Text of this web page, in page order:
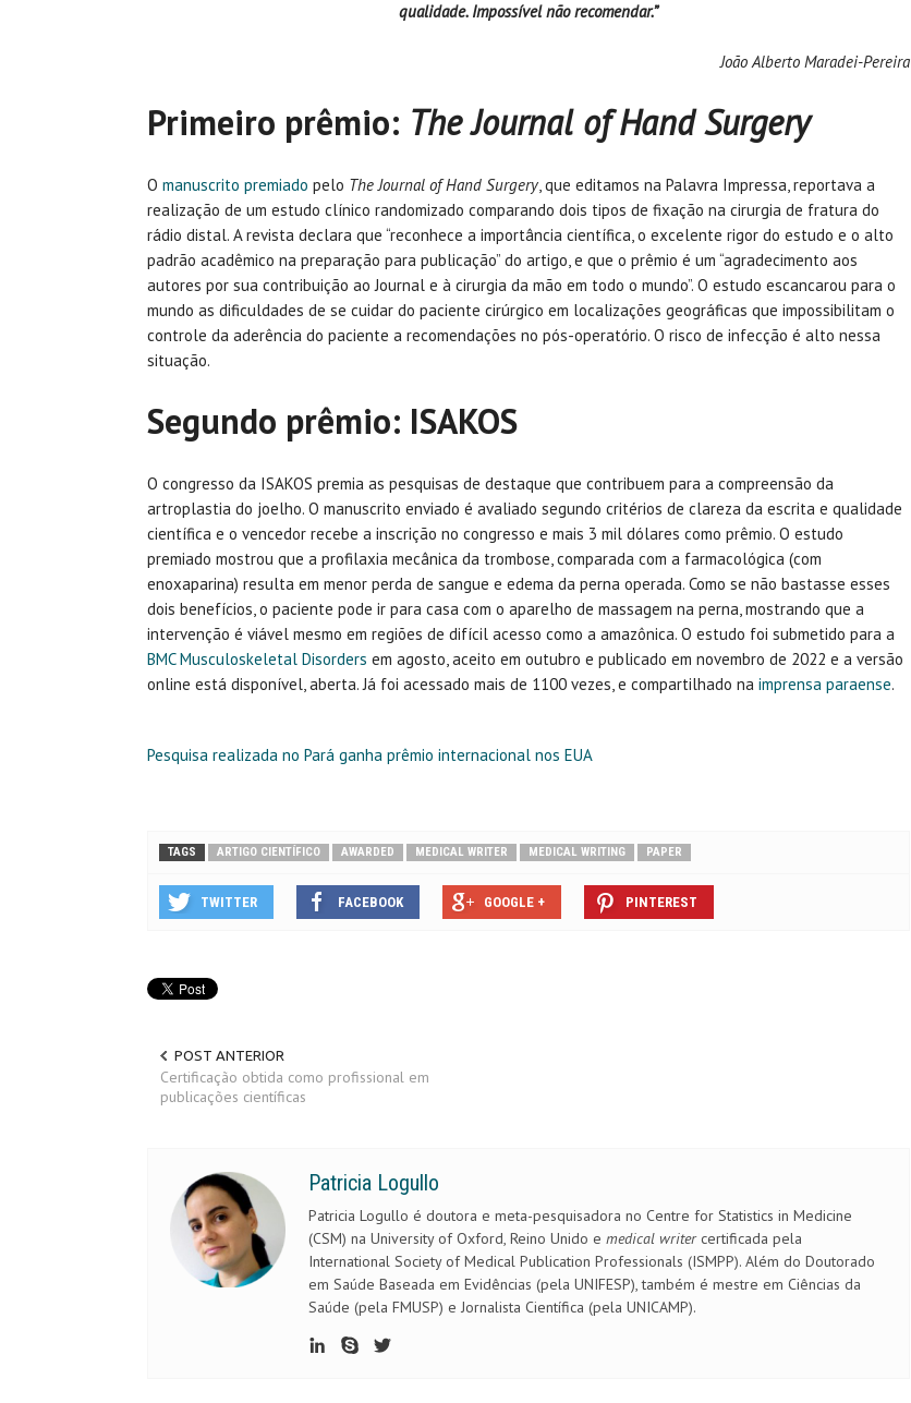
qualidade. Impossível não recomendar.”
João Alberto Maradei-Pereira
Primeiro prêmio: The Journal of Hand Surgery
O manuscrito premiado pelo The Journal of Hand Surgery, que editamos na Palavra Impressa, reportava a
realização de um estudo clínico randomizado comparando dois tipos de fixação na cirurgia de fratura do
rádio distal. A revista declara que “reconhece a importância científica, o excelente rigor do estudo e o alto
padrão acadêmico na preparação para publicação” do artigo, e que o prêmio é um “agradecimento aos
autores por sua contribuição ao Journal e à cirurgia da mão em todo o mundo”. O estudo escancarou para o
mundo as dificuldades de se cuidar do paciente cirúrgico em localizações geográficas que impossibilitam o
controle da aderência do paciente a recomendações no pós-operatório. O risco de infecção é alto nessa
situação.
Segundo prêmio: ISAKOS
O congresso da ISAKOS premia as pesquisas de destaque que contribuem para a compreensão da
artroplastia do joelho. O manuscrito enviado é avaliado segundo critérios de clareza da escrita e qualidade
científica e o vencedor recebe a inscrição no congresso e mais 3 mil dólares como prêmio. O estudo
premiado mostrou que a profilaxia mecânica da trombose, comparada com a farmacológica (com
enoxaparina) resulta em menor perda de sangue e edema da perna operada. Como se não bastasse esses
dois benefícios, o paciente pode ir para casa com o aparelho de massagem na perna, mostrando que a
intervenção é viável mesmo em regiões de difícil acesso como a amazônica. O estudo foi submetido para a
BMC Musculoskeletal Disorders em agosto, aceito em outubro e publicado em novembro de 2022 e a versão
online está disponível, aberta. Já foi acessado mais de 1100 vezes, e compartilhado na imprensa paraense.
Pesquisa realizada no Pará ganha prêmio internacional nos EUA
TAGS ARTIGO CIENTÍFICO AWARDED MEDICAL WRITER MEDICAL WRITING PAPER
TWITTER FACEBOOK GOOGLE + PINTEREST
POST ANTERIOR
Certificação obtida como profissional em
publicações científicas
Patricia Logullo
Patricia Logullo é doutora e meta-pesquisadora no Centre for Statistics in Medicine
(CSM) na University of Oxford, Reino Unido e medical writercertificada pela
International Society of Medical Publication Professionals (ISMPP). Além do Doutorado
em Saúde Baseada em Evidências (pela UNIFESP), também é mestre em Ciências da
Saúde (pela FMUSP) e Jornalista Científica (pela UNICAMP).